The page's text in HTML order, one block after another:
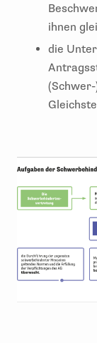
ihnen
die